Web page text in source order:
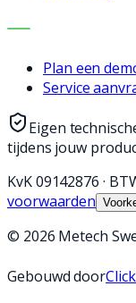
CONTACT
Plan een
Service
Eigen
tijdens jouw
KvK09142876 ·
voorwaarden
© 2026 Metech
Gebouwd door